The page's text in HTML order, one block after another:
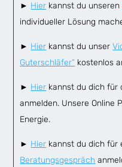
► Hier kannst du unseren
individueller Lösung
► Hier kannst du unser
Guterschläfer“ kostenlos
► Hier kannst du dich für
anmelden. Unsere Online
Energie.
► Hier kannst du dich für
Beratungsgespräch